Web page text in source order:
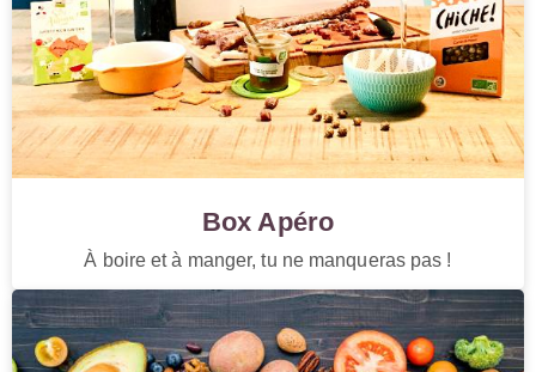
Box Apéro
À boire et à manger, tu ne manqueras pas !